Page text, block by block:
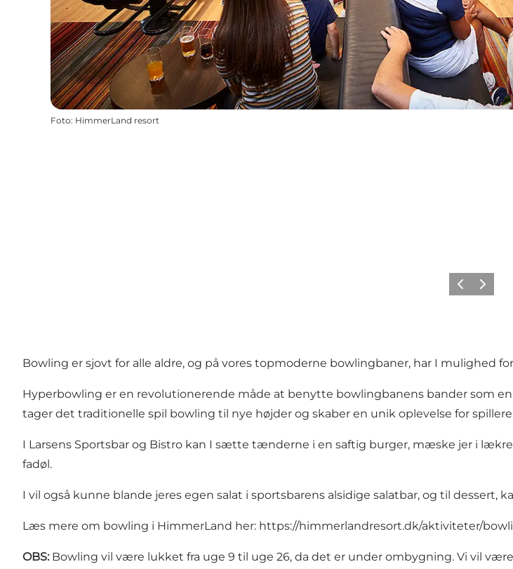
Foto: HimmerLand resort
ForrigeNæste
Bowling er sjovt for alle aldre, og på vores topmoderne bowlingbaner, har I mulighed
Hyperbowling er en revolutionerende måde at benytte bowlingbanens bander som
tager det traditionelle spil bowling til nye højder og skaber en unik oplevelse for
I Larsens Sportsbar og Bistro kan I sætte tænderne i en saftig burger, mæske jer i
fadøl.
I vil også kunne blande jeres egen salat i sportsbarens alsidige salatbar, og til dessert,
Læs mere om bowling i HimmerLand her: https://himmerlandresort.dk/aktiviteter/
OBS: Bowling vil være lukket fra uge 9 til uge 26, da det er under ombygning. Vi vil